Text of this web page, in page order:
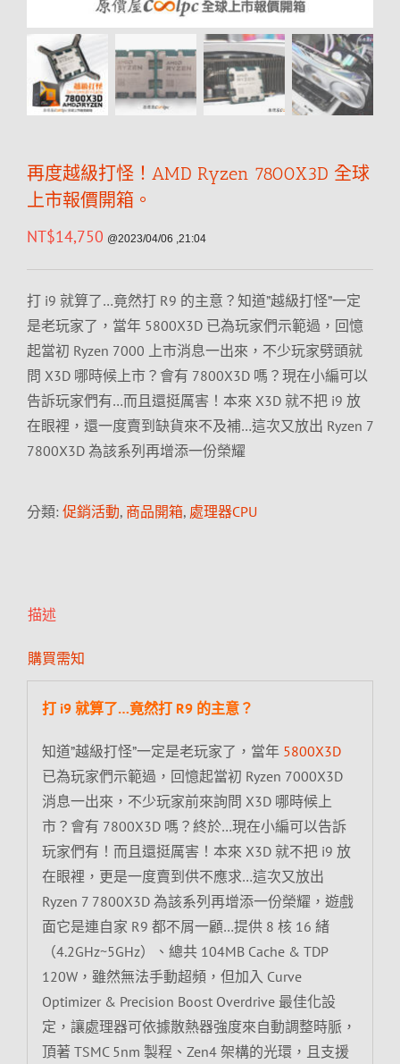
再度越級打怪！AMD Ryzen 7800X3D 全球
上市報價開箱。
NT$14,750 @2023/04/06 ,21:04
打 i9 就算了…竟然打 R9 的主意？知道”越級打怪”一定
是老玩家了，當年 5800X3D 已為玩家們示範過，回憶
起當初 Ryzen 7000 上市消息一出來，不少玩家劈頭就
問 X3D 哪時候上市？會有 7800X3D 嗎？現在小編可以
告訴玩家們有…而且還挺厲害！本來 X3D 就不把 i9 放
在眼裡，還一度賣到缺貨來不及補…這次又放出 Ryzen 7
7800X3D 為該系列再增添一份榮耀
分類: 促銷活動, 商品開箱, 處理器CPU
描述
購買需知
打 i9 就算了…竟然打 R9 的主意？
知道”越級打怪”一定是老玩家了，當年 5800X3D
已為玩家們示範過，回憶起當初 Ryzen 7000X3D
消息一出來，不少玩家前來詢問 X3D 哪時候上
市？會有 7800X3D 嗎？終於…現在小編可以告訴
玩家們有！而且還挺厲害！本來 X3D 就不把 i9 放
在眼裡，更是一度賣到供不應求…這次又放出
Ryzen 7 7800X3D 為該系列再增添一份榮耀，遊戲
面它是連自家 R9 都不屑一顧…提供 8 核 16 緒
（4.2GHz~5GHz）、總共 104MB Cache & TDP
120W，雖然無法手動超頻，但加入 Curve
Optimizer & Precision Boost Overdrive 最佳化設
定，讓處理器可依據散熱器強度來自動調整時脈，
頂著 TSMC 5nm 製程、Zen4 架構的光環，且支援